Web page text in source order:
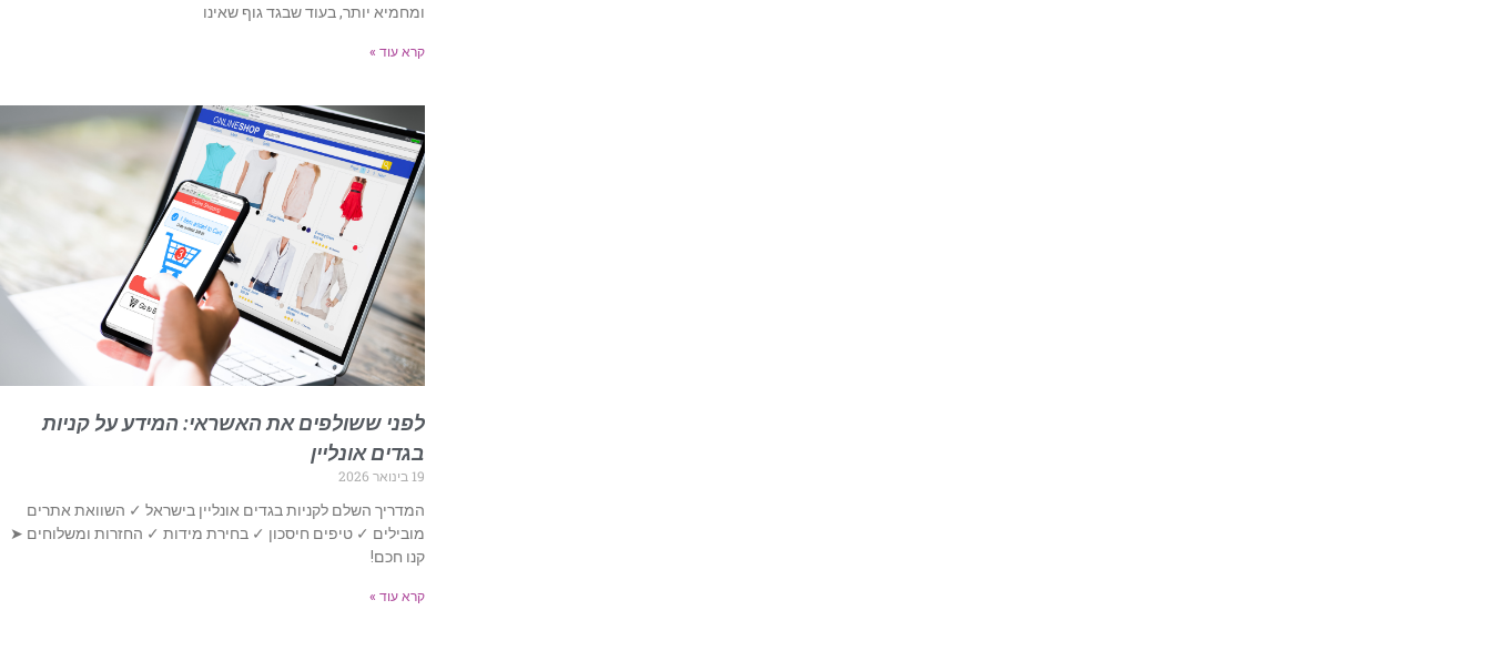
ומחמיא יותר, בעוד שבגד גוף שאינו
קרא עוד »
לפני ששולפים את האשראי: המידע על קניות
בגדים אונליין
19 בינואר 2026
המדריך השלם לקניות בגדים אונליין בישראל ✓ השוואת אתרים
מובילים ✓ טיפים חיסכון ✓ בחירת מידות ✓ החזרות ומשלוחים ➤
קנו חכם!
קרא עוד »